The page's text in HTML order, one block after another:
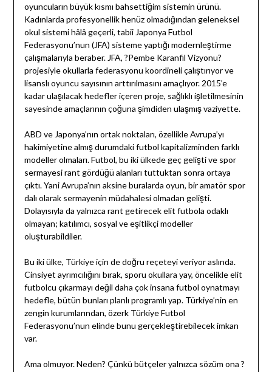
oyuncuların büyük kısmı bahsettiğim sistemin ürünü.
Kadınlarda profesyonellik henüz olmadığından geleneksel
okul sistemi hâlâ geçerli, tabii Japonya Futbol
Federasyonu’nun (JFA) sisteme yaptığı modernleştirme
çalışmalarıyla beraber. JFA, ?Pembe Karanfil Vizyonu?
projesiyle okullarla federasyonu koordineli çalıştırıyor ve
lisanslı oyuncu sayısının arttırılmasını amaçlıyor. 2015’e
kadar ulaşılacak hedefler içeren proje, sağlıklı işletilmesinin
sayesinde amaçlarının çoğuna şimdiden ulaşmış vaziyette.
ABD ve Japonya’nın ortak noktaları, özellikle Avrupa’yı
hakimiyetine almış durumdaki futbol kapitalizminden farklı
modeller olmaları. Futbol, bu iki ülkede geç gelişti ve spor
sermayesi rant gördüğü alanları tuttuktan sonra ortaya
çıktı. Yani Avrupa’nın aksine buralarda oyun, bir amatör spor
dalı olarak sermayenin müdahalesi olmadan gelişti.
Dolayısıyla da yalnızca rant getirecek elit futbola odaklı
olmayan; katılımcı, sosyal ve eşitlikçi modeller
oluşturabildiler.
Bu iki ülke, Türkiye için de doğru reçeteyi veriyor aslında.
Cinsiyet ayrımcılığını bırak, sporu okullara yay, öncelikle elit
futbolcu çıkarmayı değil daha çok insana futbol oynatmayı
hedefle, bütün bunları planlı programlı yap. Türkiye’nin en
zengin kurumlarından, özerk Türkiye Futbol
Federasyonu’nun elinde bunu gerçekleştirebilecek imkan
var.
Ama olmuyor. Neden? Çünkü bütçeler yalnızca sözüm ona ?